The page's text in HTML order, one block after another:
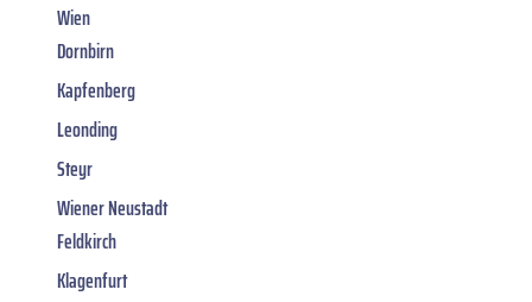
Wien
Dornbirn
Kapfenberg
Leonding
Steyr
Wiener Neustadt
Feldkirch
Klagenfurt